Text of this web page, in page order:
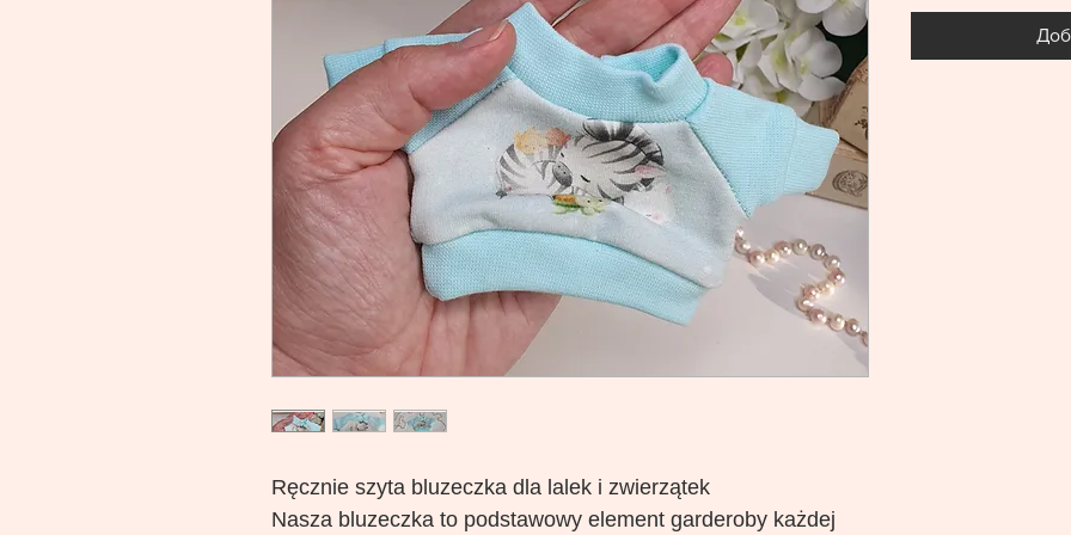
Ręcznie szyta bluzeczka dla lalek i zwierzątek
Nasza bluzeczka to podstawowy element garderoby każdej